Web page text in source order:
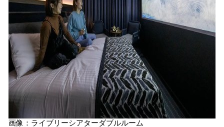
画像：ライブリーシアターダブルルーム